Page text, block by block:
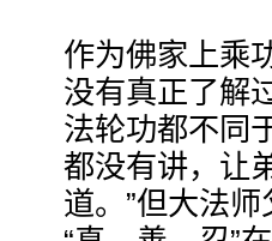
作为佛家上乘
没有真正了解
法轮功都不同
都没有讲，让
道。”但大法